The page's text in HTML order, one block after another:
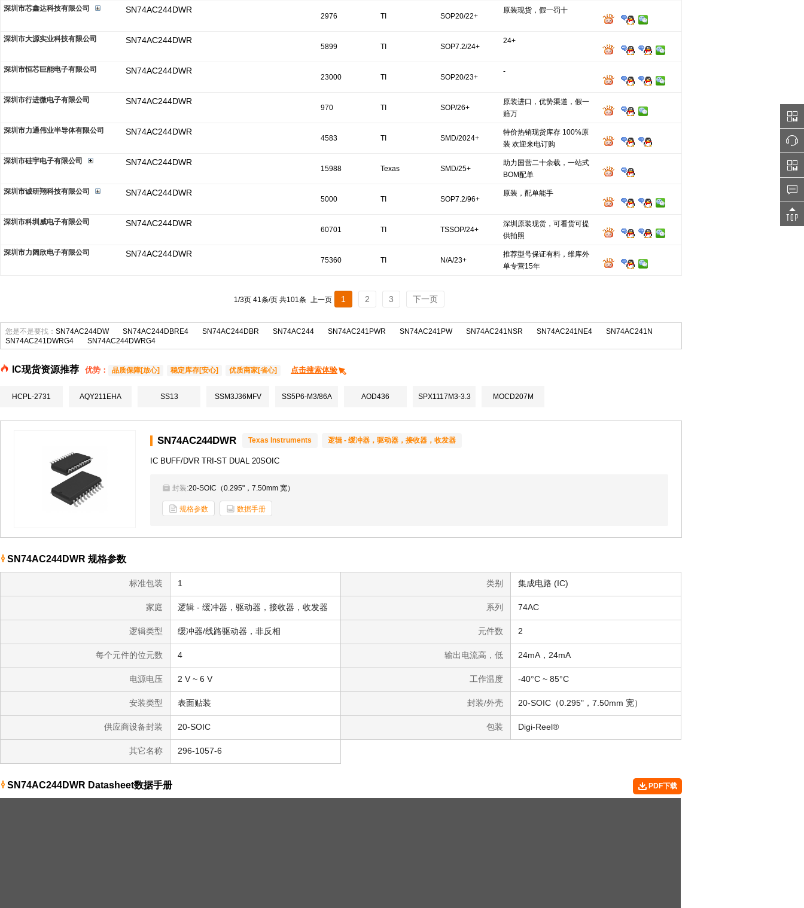
深圳市芯鑫达科技有限公司
SN74AC244DWR
2976 TI SOP20/22+
原装现货，假一罚十
深圳市大源实业科技有限公司 SN74AC244DWR
5899 TI SOP7.2/24+
24+
深圳市恒芯巨能电子有限公司 SN74AC244DWR
23000 TI SOP20/23+
-
深圳市行进微电子有限公司 SN74AC244DWR
970 TI SOP/26+
原装进口，优势渠道，假一
赔万
深圳市力通伟业半导体有限公司
SN74AC244DWR
4583 TI SMD/2024+
特价热销现货库存 100%原
装 欢迎来电订购
深圳市硅宇电子有限公司
SN74AC244DWR
15988 Texas SMD/25+
助力国营二十余载，一站式
BOM配单
深圳市诚研翔科技有限公司
SN74AC244DWR
5000 TI SOP7.2/96+
原装，配单能手
深圳市科圳威电子有限公司 SN74AC244DWR
60701 TI TSSOP/24+
深圳原装现货，可看货可提
供拍照
深圳市力阔欣电子有限公司
SN74AC244DWR
75360 TI N/A/23+
推荐型号保证有料，维库外
单专营15年
1/3页 41条/页 共101条 上一页 1 2 3 下一页
您是不是要找： SN74AC244DW SN74AC244DBRE4 SN74AC244DBR SN74AC244 SN74AC241PWR SN74AC241PW SN74AC241NSR SN74AC241NE4
SN74AC241N
SN74AC241DWRG4
SN74AC244DWRG4
IC现货资源推荐 优势： 品质保障[放心] 稳定库存[安心] 优质商家[省心] 点击搜索体验
HCPL-2731 AQY211EHA SS13 SSM3J36MFV SS5P6-M3/86A AOD436 SPX1117M3-3.3 MOCD207M
SN74AC244DWR Texas Instruments 逻辑 - 缓冲器，驱动器，接收器，收发器
IC BUFF/DVR TRI-ST DUAL 20SOIC
封装:20-SOIC（0.295"，7.50mm 宽）
规格参数 数据手册
SN74AC244DWR 规格参数
标准包装 1 类别 集成电路 (IC)
家庭 逻辑 - 缓冲器，驱动器，接收器，收发器 系列 74AC
逻辑类型 缓冲器/线路驱动器，非反相 元件数 2
每个元件的位元数 4 输出电流高，低 24mA，24mA
电源电压 2 V ~ 6 V 工作温度 -40°C ~ 85°C
安装类型 表面贴装 封装/外壳 20-SOIC（0.295"，7.50mm 宽）
供应商设备封装 20-SOIC 包装 Digi-Reel®
其它名称 296-1057-6
SN74AC244DWR Datasheet数据手册 PDF下载